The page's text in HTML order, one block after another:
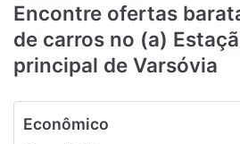
Encontre ofertas
de carros no (a)
principal de Varsóvia
Econômico